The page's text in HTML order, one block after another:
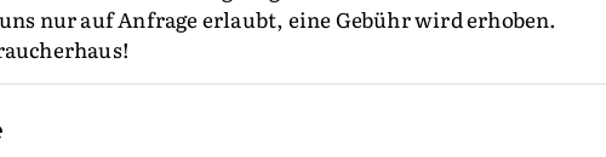
nur auf Anfrage erlaubt, eine Gebühr wird erhoben.